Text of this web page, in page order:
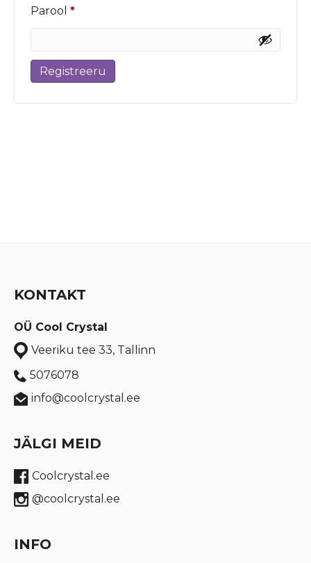
Parool *Nõutud
Registreeru
KONTAKT
OÜ Cool Crystal
Veeriku tee 33, Tallinn
5076078
info@coolcrystal.ee
JÄLGI MEID
Coolcrystal.ee
@coolcrystal.ee
INFO